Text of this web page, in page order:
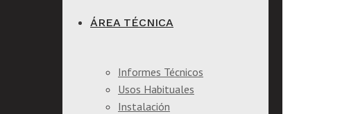
ÁREA TÉCNICA
Informes Técnicos
Usos Habituales
Instalación